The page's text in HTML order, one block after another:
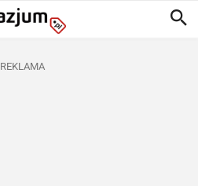
REKLAMA